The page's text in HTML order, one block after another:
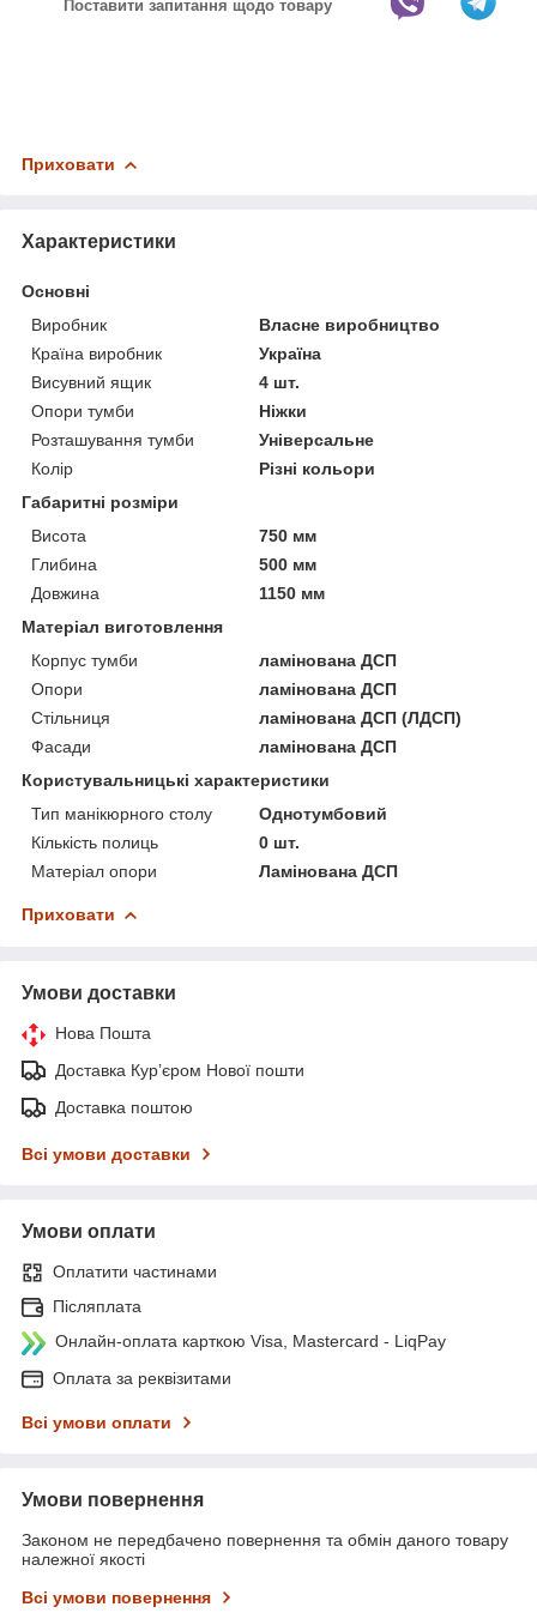
Поставити запитання щодо товару
Приховати
Характеристики
Основні
Виробник
Власне виробництво
Країна виробник
Україна
Висувний ящик
4 шт.
Опори тумби
Ніжки
Розташування тумби
Універсальне
Колір
Різні кольори
Габаритні розміри
Висота
750 мм
Глибина
500 мм
Довжина
1150 мм
Матеріал виготовлення
Корпус тумби
ламінована ДСП
Опори
ламінована ДСП
Стільниця
ламінована ДСП (ЛДСП)
Фасади
ламінована ДСП
Користувальницькі характеристики
Тип манікюрного столу
Однотумбовий
Кількість полиць
0 шт.
Матеріал опори
Ламінована ДСП
Приховати
Умови доставки
Нова Пошта
Доставка Курʼєром Нової пошти
Доставка поштою
Всі умови доставки
Умови оплати
Оплатити частинами
Післяплата
Онлайн-оплата карткою Visa, Mastercard - LiqPay
Оплата за реквізитами
Всі умови оплати
Умови повернення
Законом не передбачено повернення та обмін даного товару
належної якості
Всі умови повернення